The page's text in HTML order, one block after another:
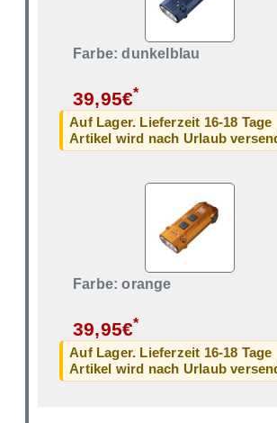
Farbe: dunkelblau
39,95€*
Auf Lager. Lieferzeit 16-18 Tage
Artikel wird nach Urlaub
Farbe: orange
39,95€*
Auf Lager. Lieferzeit 16-18 Tage
Artikel wird nach Urlaub